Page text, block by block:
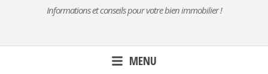
Informations et conseils pour votre bien immobilier !
MENU